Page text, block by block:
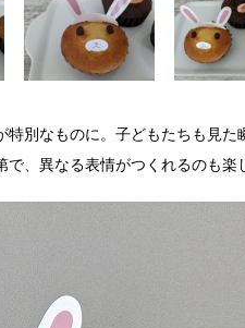
別なものに。子どもたちも見
、異なる表情がつくれるのも楽